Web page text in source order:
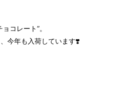
コレート”。
今年も入荷しています❣️